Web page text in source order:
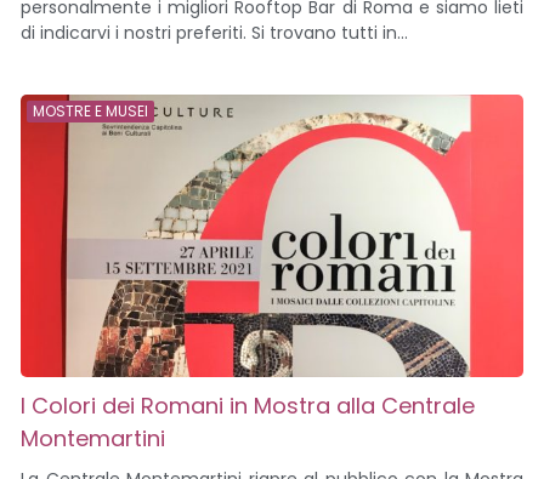
personalmente i migliori Rooftop Bar di Roma e siamo lieti
di indicarvi i nostri preferiti. Si trovano tutti in...
MOSTRE E MUSEI
I Colori dei Romani in Mostra alla Centrale
Montemartini